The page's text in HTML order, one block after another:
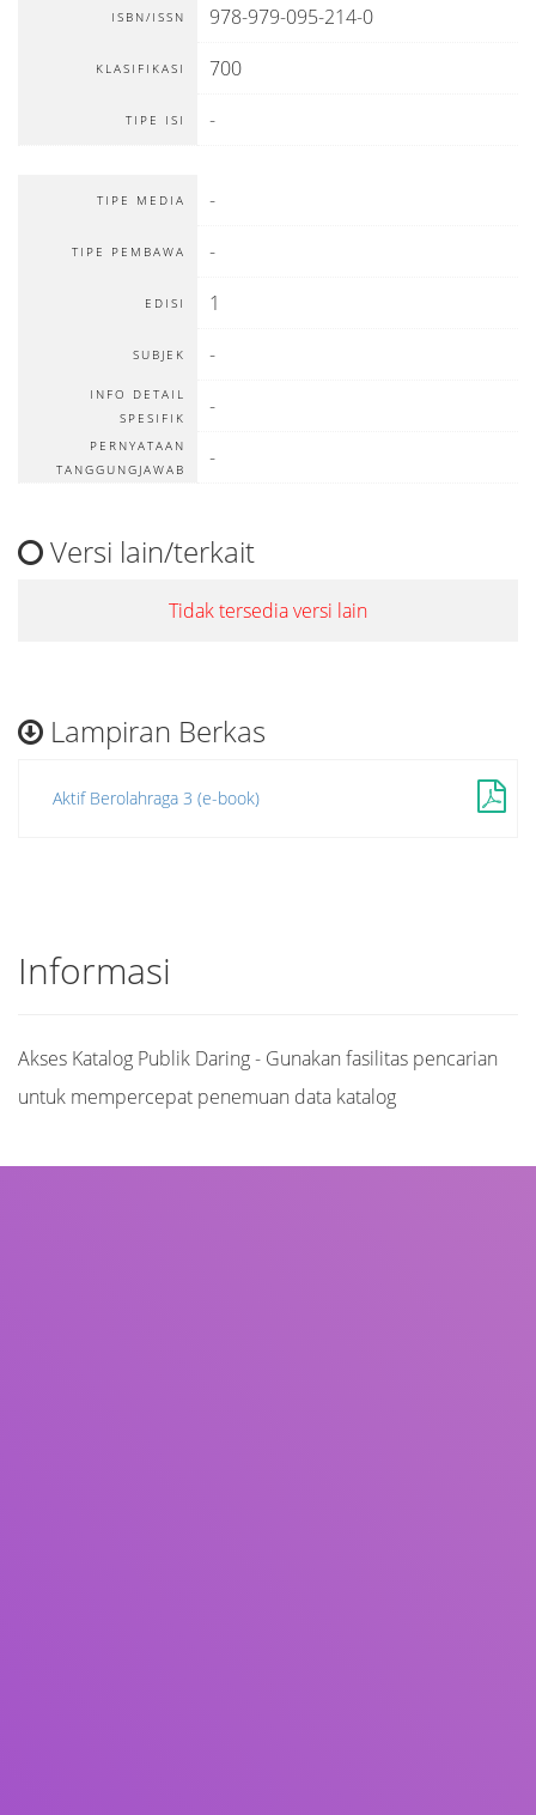
ISBN/ISSN 978-979-095-214-0
KLASIFIKASI 700
TIPE ISI -
TIPE MEDIA -
TIPE PEMBAWA -
EDISI 1
SUBJEK -
INFO DETAIL
SPESIFIK
-
PERNYATAAN
TANGGUNGJAWAB
-
Versi lain/terkait
Tidak tersedia versi lain
Lampiran Berkas
Aktif Berolahraga 3 (e-book)
Informasi
Akses Katalog Publik Daring - Gunakan fasilitas pencarian
untuk mempercepat penemuan data katalog